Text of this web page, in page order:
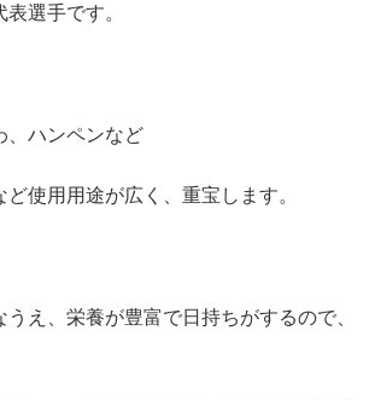
選手です。
、ハンペンなど
使用用途が広く、重宝します。
え、栄養が豊富で日持ちがするので、